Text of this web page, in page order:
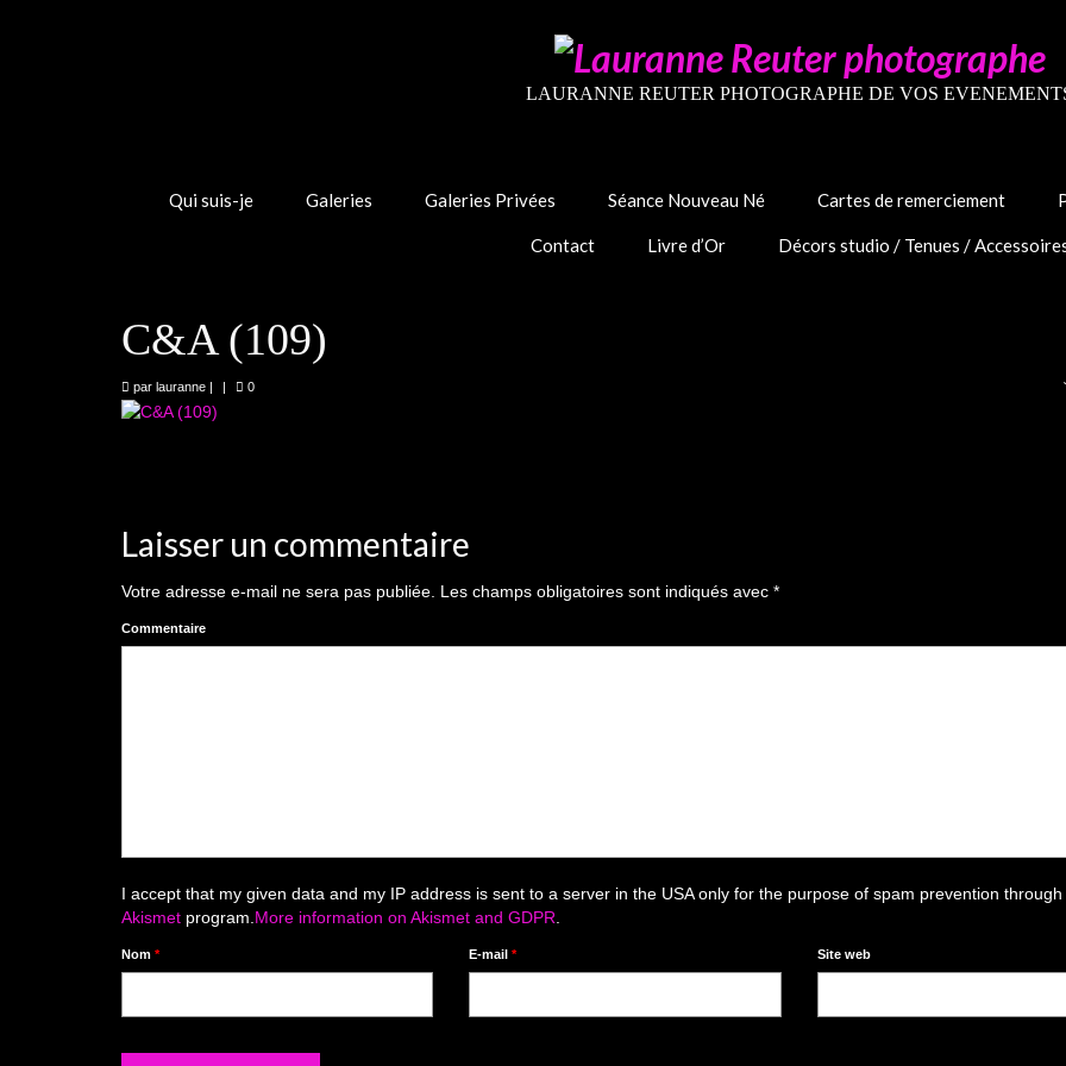
LAURANNE REUTER PHOTOGRAPHE DE VOS
Qui suis-je Galeries Galeries Privées Séance Nouveau Né Cartes de remerciement
Contact Livre d’Or Décors studio / Tenues /
C&A (109)
par lauranne | | 0
Laisser un commentaire
Votre adresse e-mail ne sera pas publiée. Les champs obligatoires sont indiqués avec *
Commentaire
I accept that my given data and my IP address is sent to a server in the USA only for the purpose of spam prevention through
Akismet program. More information on Akismet and GDPR
Nom * E-mail* Site web